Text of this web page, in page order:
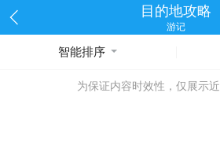
目的地攻略
游记
智能排序
为保证内容时效性，仅展示